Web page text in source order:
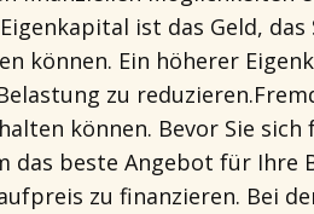
ist das Geld,
können. Ein höherer
zu
können. Bevor Sie
das beste Angebot für
zu finanzieren. Bei